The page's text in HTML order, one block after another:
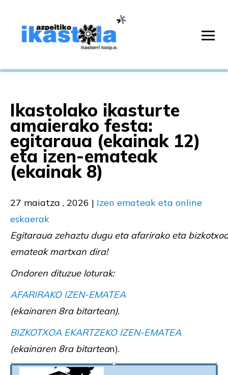
Ikastolako ikasturte
amaierako festa:
egitaraua (ekainak 12)
eta izen-emateak
(ekainak 8)
27 maiatza , 2026 | Izen emateak eta online
eskaerak
Egitaraua zehaztu dugueta afarirakoeta
emateak martxan dira!
Ondoren dituzue loturak:
AFARIRAKO IZEN-EMATEA
(ekainaren 8ra bitartean).
BIZKOTXOA EKARTZEKO IZEN-EMATEA
(ekainaren 8ra bitartean).